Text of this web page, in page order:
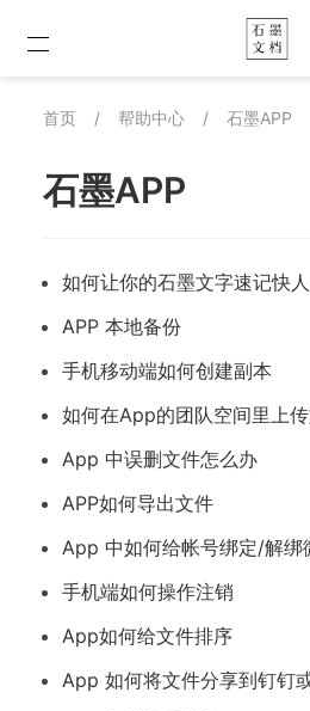
首页 / 帮助中心 / 石墨APP
石墨APP
如何让你的石墨文字速记快人
APP 本地备份
手机移动端如何创建副本
如何在App的团队空间里上
App 中误删文件怎么办
APP如何导出文件
App 中如何给帐号绑定/解绑
手机端如何操作注销
App如何给文件排序
App 如何将文件分享到钉钉